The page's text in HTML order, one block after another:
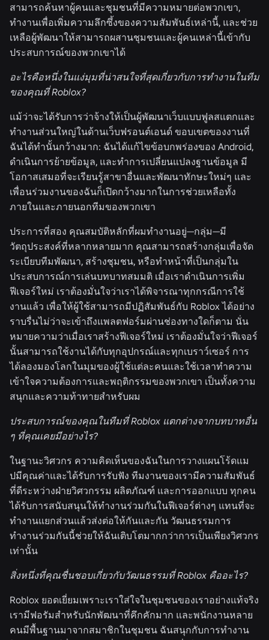
สามารถค้นหาผู้คนและชุมชนที่มีความหมายต่อพวกเขา,
ทำงานเพื่อเพิ่มความลึกซึ้งของความสัมพันธ์เหล่านี้, และช่วย
เหลือผู้พัฒนาให้สามารถผสานชุมชนและผู้คนเหล่านี้เข้ากับ
ประสบการณ์ของพวกเขาได้
อะไรคือหนึ่งในแง่มุมที่น่าสนใจที่สุดเกี่ยวกับการทำงานในทีม
ของคุณที่ Roblox?
แม้ว่าจะได้รับการว่าจ้างให้เป็นผู้พัฒนาเว็บแบบฟูลสแตกและ
ทำงานส่วนใหญ่ในด้านเว็บฟรอนต์เอนด์ ขอบเขตของงานที่
ฉันได้ทำนั้นกว้างมาก: ฉันได้แก้ไขข้อบกพร่องของ Android,
ดำเนินการย้ายข้อมูล, และทำการเปลี่ยนแปลงฐานข้อมูล มี
โอกาสเสมอที่จะเรียนรู้สาขาอื่นและพัฒนาทักษะใหม่ๆ และ
เพื่อนร่วมงานของฉันก็เปิดกว้างมากในการช่วยเหลือทั้ง
ภายในและภายนอกทีมของพวกเขา
ประการที่สอง คุณสมบัติหลักที่ผมทำงานอยู่—กลุ่ม—มี
วัตถุประสงค์ที่หลากหลายมาก คุณสามารถสร้างกลุ่มเพื่อจัด
ระเบียบทีมพัฒนา, สร้างชุมชน, หรือทำหน้าที่เป็นกลุ่มใน
ประสบการณ์การเล่นบทบาทสมมติ เมื่อเราดำเนินการเพิ่ม
ฟีเจอร์ใหม่ เราต้องมั่นใจว่าเราได้พิจารณาทุกกรณีการใช้
งานแล้ว เพื่อให้ผู้ใช้สามารถมีปฏิสัมพันธ์กับ Roblox ได้อย่าง
ราบรื่นไม่ว่าจะเข้าถึงแพลตฟอร์มผ่านช่องทางใดก็ตาม นั่น
หมายความว่าเมื่อเราสร้างฟีเจอร์ใหม่ เราต้องมั่นใจว่าฟีเจอร์
นั้นสามารถใช้งานได้กับทุกอุปกรณ์และทุกเบราว์เซอร์ การ
ได้ลองมองโลกในมุมของผู้ใช้แต่ละคนและใช้เวลาทำความ
เข้าใจความต้องการและพฤติกรรมของพวกเขา เป็นทั้งความ
สนุกและความท้าทายสำหรับผม
ประสบการณ์ของคุณในทีมที่ Roblox แตกต่างจากบทบาทอื่น
ๆ ที่คุณเคยมีอย่างไร?
ในฐานะวิศวกร ความคิดเห็นของฉันในการวางแผนโร้ดแม
ปมีคุณค่าและได้รับการรับฟัง ทีมงานของเรามีความสัมพันธ์
ที่ดีระหว่างฝ่ายวิศวกรรม ผลิตภัณฑ์ และการออกแบบ ทุกคน
ได้รับการสนับสนุนให้ทำงานร่วมกันในฟีเจอร์ต่างๆ แทนที่จะ
ทำงานแยกส่วนแล้วส่งต่อให้กันและกัน วัฒนธรรมการ
ทำงานร่วมกันนี้ช่วยให้ฉันเติบโตมากกว่าการเป็นเพียงวิศวกร
เท่านั้น
สิ่งหนึ่งที่คุณชื่นชอบเกี่ยวกับวัฒนธรรมที่ Roblox คืออะไร?
Roblox ยอดเยี่ยมเพราะเราใส่ใจในชุมชนของเราอย่างแท้จริง
เรามีฟอรัมสำหรับนักพัฒนาที่คึกคักมาก และพนักงานหลาย
คนมีพื้นฐานมาจากสมาชิกในชุมชน ฉันสนุกกับการทำงาน